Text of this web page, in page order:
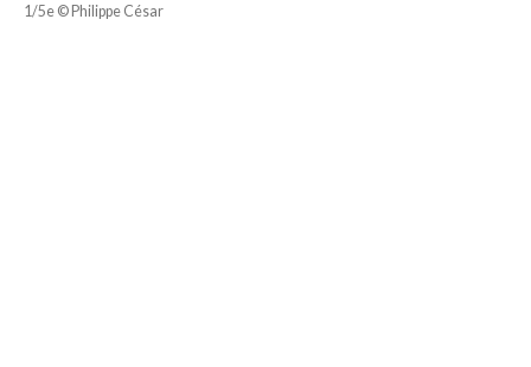
1/5e © Philippe César